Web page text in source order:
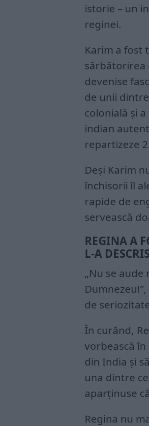
istorie – un
reginei.
Karim a fost
sărbătorirea
devenise
de unii
colonială și
indian
repartizeze
Deși Karim
închisorii îl
rapide de
servească
REGINA A
L-A
„Nu se
de
În curând,
vorbească în
din India și
una dintre
aparținuse
Regina nu